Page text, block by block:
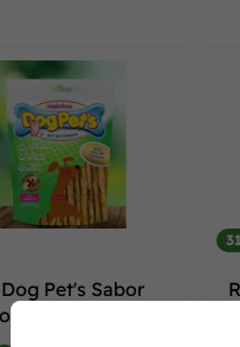
Pet's Sabor
500g